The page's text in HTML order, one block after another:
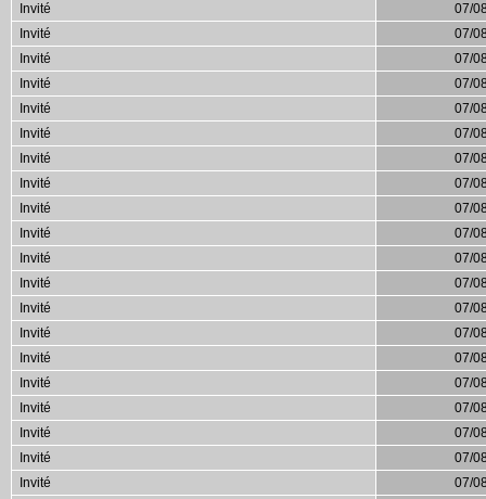
Invité
07/
Invité
07/
Invité
07/
Invité
07/
Invité
07/
Invité
07/
Invité
07/
Invité
07/
Invité
07/
Invité
07/
Invité
07/
Invité
07/
Invité
07/
Invité
07/
Invité
07/
Invité
07/
Invité
07/
Invité
07/
Invité
07/
Invité
07/